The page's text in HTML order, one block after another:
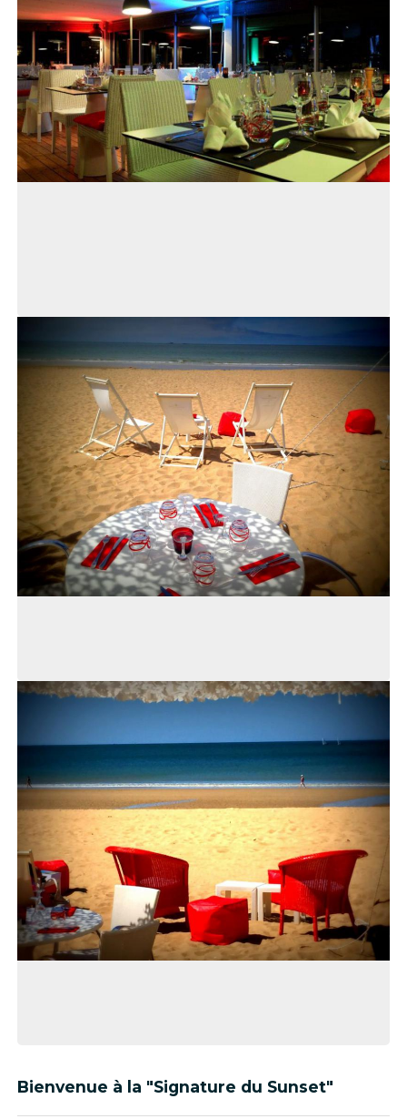
Bienvenue à la "Signature du Sunset"